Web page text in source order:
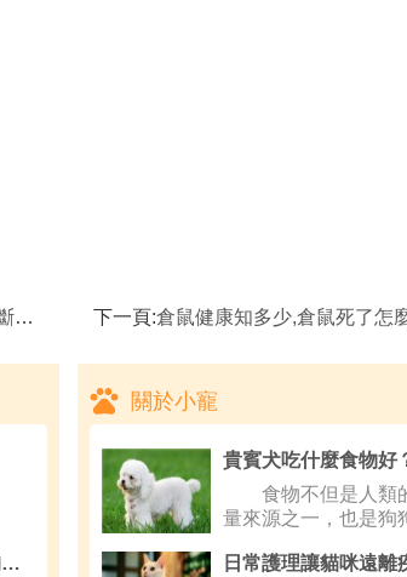
下一頁:倉鼠健康知多少,倉鼠死了怎
全家人一起遵守的四個狗狗訓練注意事項,狗狗
關於小寵
食物不但是人類
量來源之一，也是狗
日常護理讓貓咪遠離